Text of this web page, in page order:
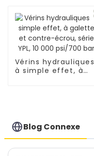
Vérins hydrauliques
à simple effet, à
Blog Connexe